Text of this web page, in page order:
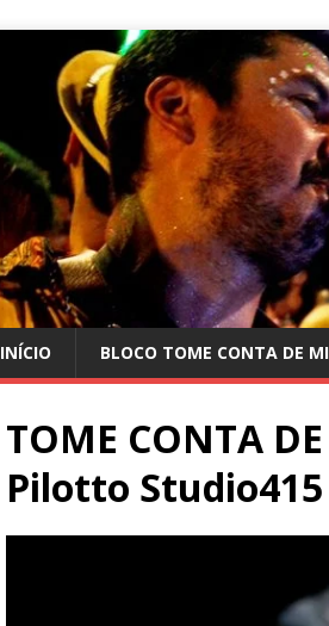
INÍCIO BLOCO TOME CONTA DE
TOME CONTA
Pilotto Studio415